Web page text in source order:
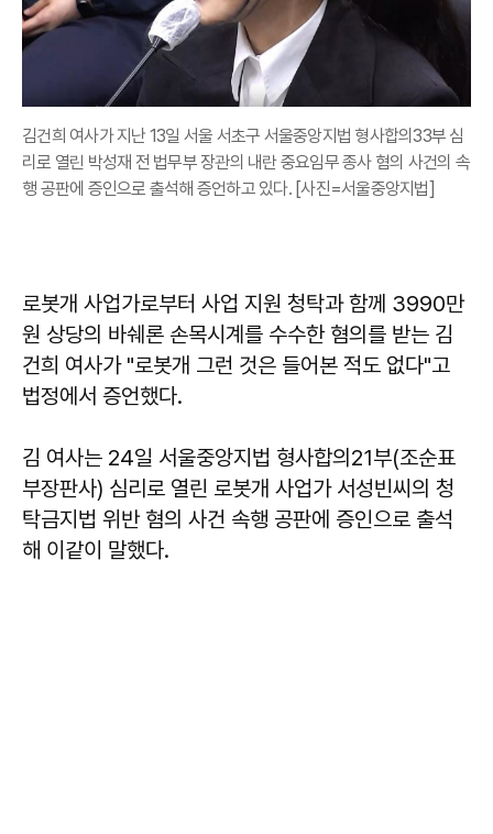
김건희 여사가 지난 13일 서울 서초구 서울중앙지법 형사합의33부 심
리로 열린 박성재 전 법무부 장관의 내란 중요임무 종사 혐의 사건의 속
행 공판에 증인으로 출석해 증언하고 있다. [사진=서울중앙지법]
로봇개 사업가로부터 사업 지원 청탁과 함께 3990만
원 상당의 바쉐론 손목시계를 수수한 혐의를 받는 김
건희 여사가 "로봇개 그런 것은 들어본 적도 없다"고
법정에서 증언했다.
김 여사는 24일 서울중앙지법 형사합의21부(조순표
부장판사) 심리로 열린 로봇개 사업가 서성빈씨의 청
탁금지법 위반 혐의 사건 속행 공판에 증인으로 출석
해 이같이 말했다.